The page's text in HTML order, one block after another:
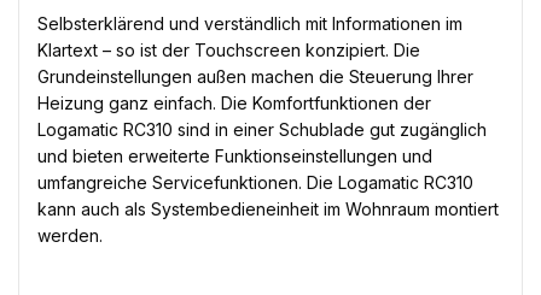
Selbsterklärend und verständlich mit Informationen im
Klartext – so ist der Touchscreen konzipiert. Die
Grundeinstellungen außen machen die Steuerung Ihrer
Heizung ganz einfach. Die Komfortfunktionen der
Logamatic RC310 sind in einer Schublade gut zugänglich
und bieten erweiterte Funktionseinstellungen und
umfangreiche Servicefunktionen. Die Logamatic RC310
kann auch als Systembedieneinheit im Wohnraum montiert
werden.